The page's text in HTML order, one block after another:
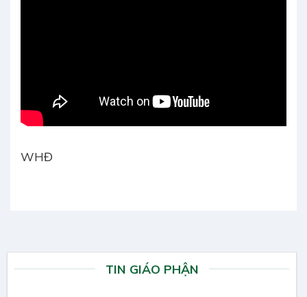
WHĐ
TIN GIÁO PHẬN